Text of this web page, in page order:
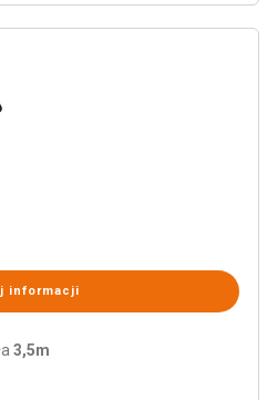
informacji
3,5m